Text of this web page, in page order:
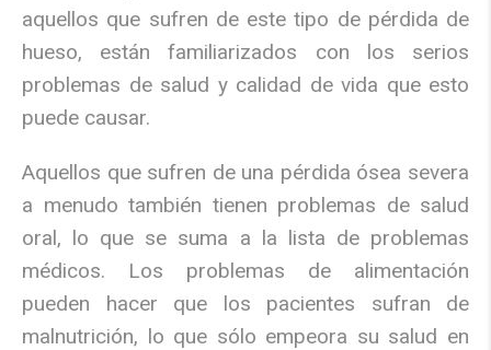
aquellos que sufren de este tipo de pérdida de
hueso, están familiarizados con los serios
problemas de salud y calidad de vida que esto
puede causar.
Aquellos que sufren de una pérdida ósea severa
a menudo también tienen problemas de salud
oral, lo que se suma a la lista de problemas
médicos. Los problemas de alimentación
pueden hacer que los pacientes sufran de
malnutrición, lo que sólo empeora su salud en